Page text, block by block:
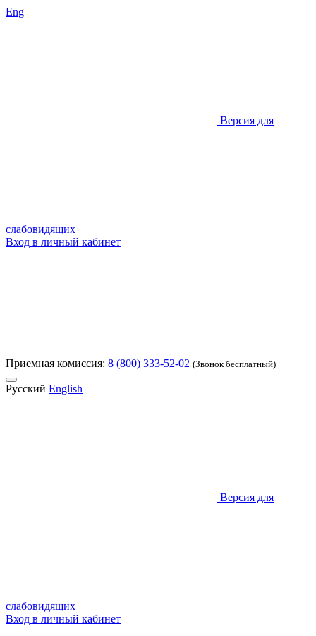
Eng
Версия для
слабовидящих
Вход в личный кабинет
Приемная комиссия: 8 (800) 333-52-02 (Звонок бесплатный)
Русский English
Версия для
слабовидящих
Вход в личный кабинет